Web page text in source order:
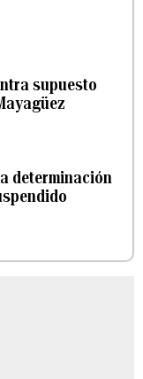
supuesto
determinación